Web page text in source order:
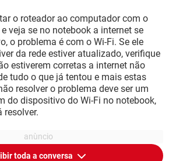
o roteador ao computador com o
veja se no notebook a internet se
o problema é com o Wi-Fi. Se ele
da rede estiver atualizado, verifique
estiverem corretas a internet não
tudo o que já tentou e mais estas
resolver o problema deve ser um
do dispositivo do Wi-Fi no notebook,
resolver.
toda a conversa